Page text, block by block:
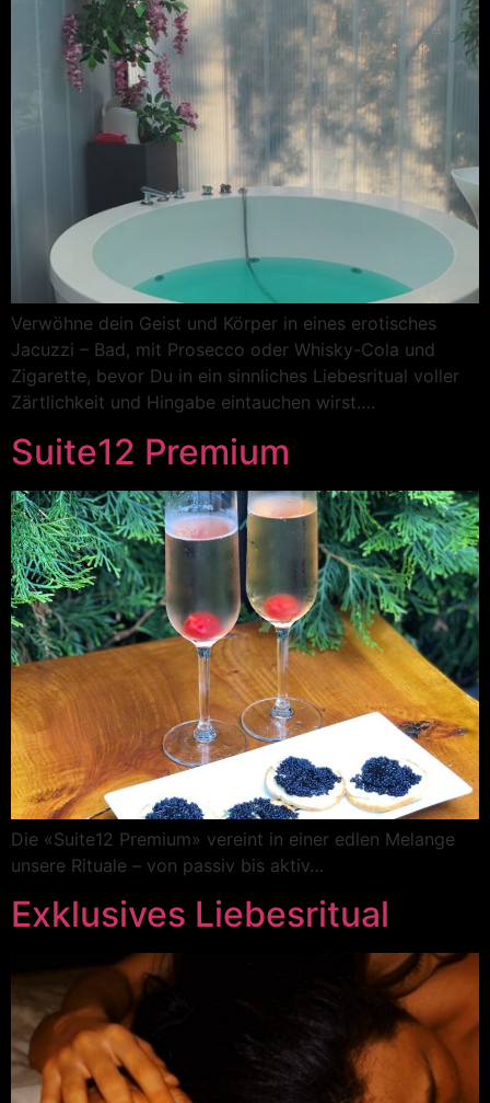
Verwöhne dein Geist und Körper in eines erotisches
Jacuzzi – Bad, mit Prosecco oder Whisky-Cola und
Zigarette, bevor Du in ein sinnliches Liebesritual voller
Zärtlichkeit und Hingabe eintauchen wirst….
Suite12 Premium
Die «Suite12 Premium» vereint in einer edlen Melange
unsere Rituale – von passiv bis aktiv…
Exklusives Liebesritual